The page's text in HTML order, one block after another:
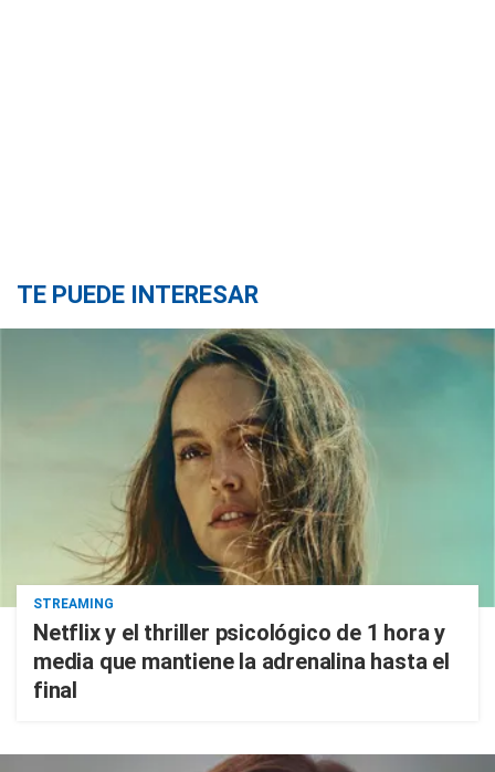
TE PUEDE INTERESAR
STREAMING
Netflix y el thriller psicológico de 1 hora y
media que mantiene la adrenalina hasta el
final